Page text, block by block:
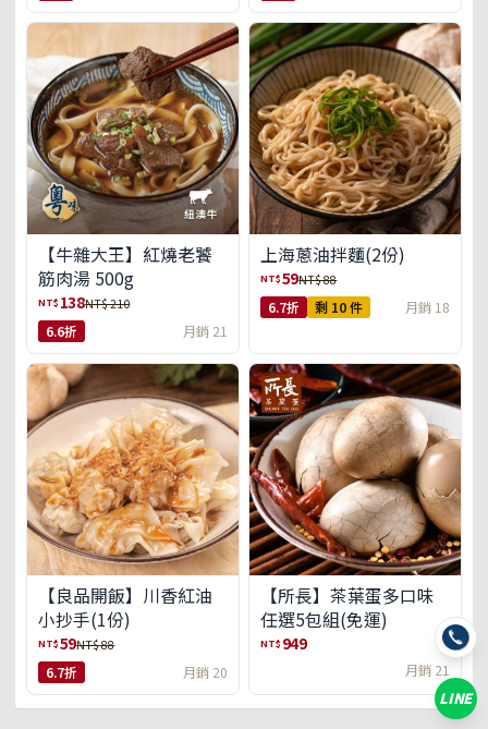
【牛雜大王】紅燒老饕
筋肉湯 500g
NT$ 138NT$ 210
6.6折 月銷 21
上海蔥油拌麵(2份)
NT$59NT$ 88
6.7折 剩 10 件 月銷 18
【良品開飯】川香紅油
小抄手(1份)
NT$59NT$ 88
6.7折 月銷 20
【所長】茶葉蛋多口味
任選5包組(免運)
NT$ 949
月銷 21
LINE